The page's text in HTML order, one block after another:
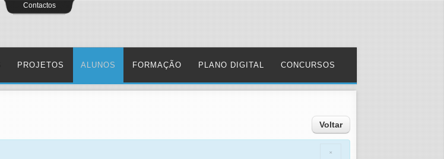
Contactos
PROJETOS ALUNOS FORMAÇÃO PLANO DIGITAL CONCURSOS
Voltar
×